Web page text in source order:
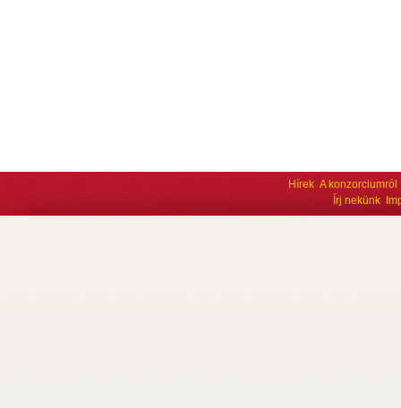
Hírek A konzorciumról
Írj nekünk